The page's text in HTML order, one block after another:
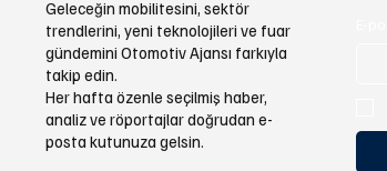
Geleceğin mobilitesini, sektör
trendlerini, yeni teknolojileri ve fuar
gündemini Otomotiv Ajansı farkıyla
takip edin.
Her hafta özenle seçilmiş haber,
analiz ve röportajlar doğrudan e-
posta kutunuza gelsin.